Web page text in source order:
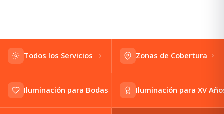
Todos los Servicios Zonas de Cobertura
Iluminación para Bodas Iluminación para XV